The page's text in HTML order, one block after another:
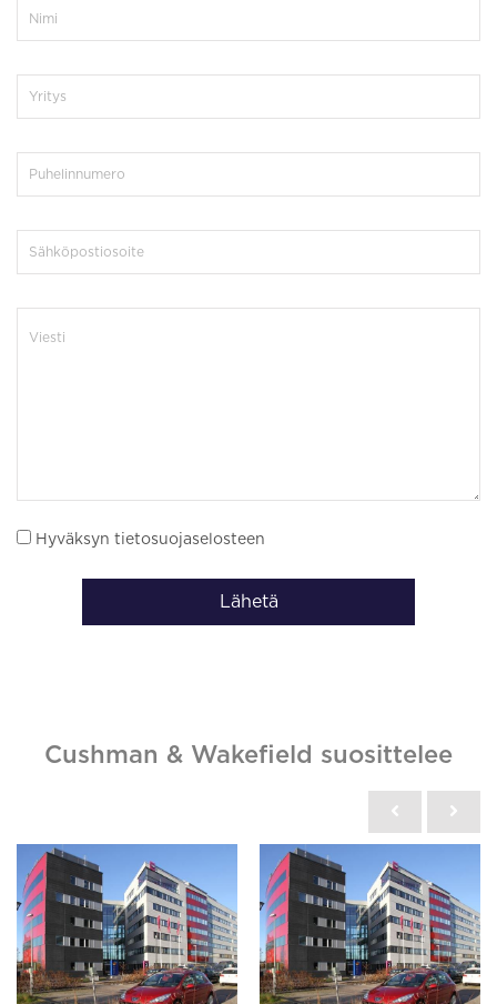
Hyväksyn tietosuojaselosteen
Lähetä
Cushman & Wakefield suosittelee